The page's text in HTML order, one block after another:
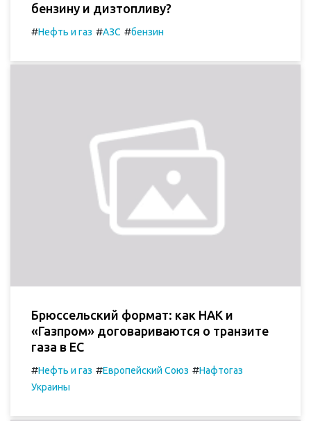
бензину и дизтопливу?
#Нефть и газ #АЗС #бензин
Брюссельский формат: как НАК и
«Газпром» договариваются о транзите
газа в ЕС
#Нефть и газ #Европейский Союз #Нафтогаз
Украины